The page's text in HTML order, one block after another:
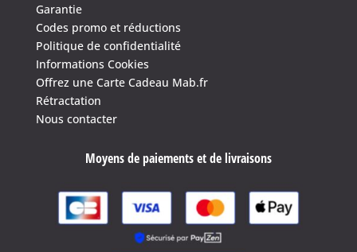
Garantie
Codes promo et réductions
Politique de confidentialité
Informations Cookies
Offrez une Carte Cadeau Mab.fr
Rétractation
Nous contacter
Moyens de paiements et de livraisons